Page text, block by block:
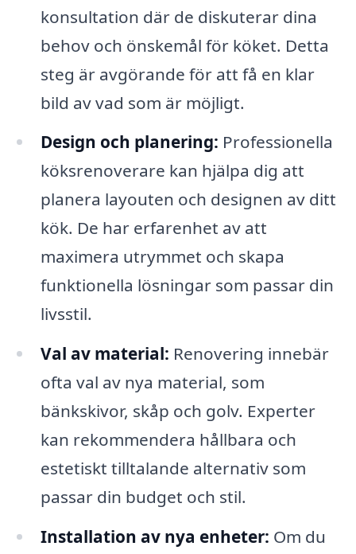
konsultation där de diskuterar dina
behov och önskemål för köket. Detta
steg är avgörande för att få en klar
bild av vad som är möjligt.
Design och planering: Professionella
köksrenoverare kan hjälpa dig att
planera layouten och designen av ditt
kök. De har erfarenhet av att
maximera utrymmet och skapa
funktionella lösningar som passar din
livsstil.
Val av material: Renovering innebär
ofta val av nya material, som
bänkskivor, skåp och golv. Experter
kan rekommendera hållbara och
estetiskt tilltalande alternativ som
passar din budget och stil.
Installation av nya enheter: Om du